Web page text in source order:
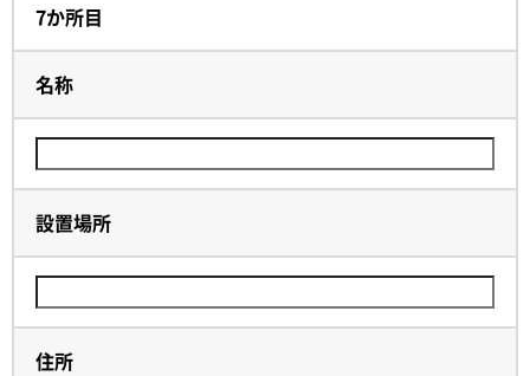
7か所目
名称
設置場所
住所